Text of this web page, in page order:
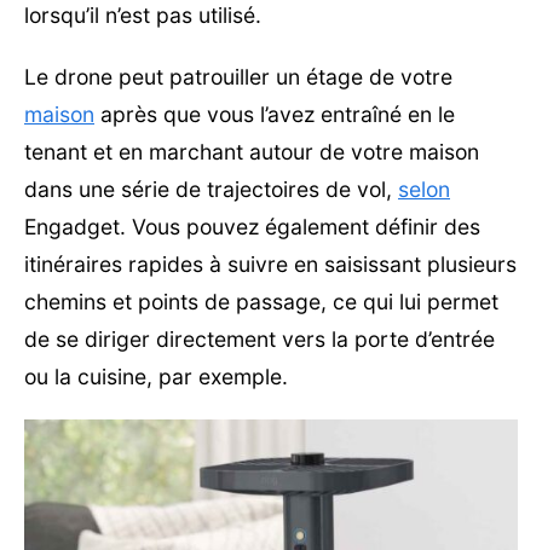
lorsqu’il n’est pas utilisé.
Le drone peut patrouiller un étage de votre
maison après que vous l’avez entraîné en le
tenant et en marchant autour de votre maison
dans une série de trajectoires de vol, selon
Engadget. Vous pouvez également définir des
itinéraires rapides à suivre en saisissant plusieurs
chemins et points de passage, ce qui lui permet
de se diriger directement vers la porte d’entrée
ou la cuisine, par exemple.